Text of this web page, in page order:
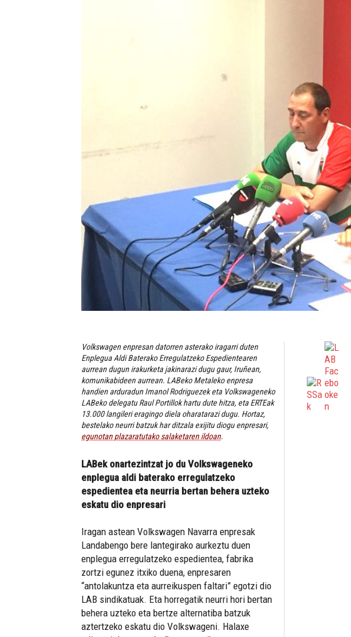
Volkswagen enpresan datorren asterako iragarri duten
Enplegua Aldi Baterako Erregulatzeko Espedientearen
aurrean dugun irakurketa jakinarazi dugu gaur, Iruñean,
komunikabideen aurrean. LABeko Metaleko enpresa
handien arduradun Imanol Rodriguezek eta Volkswageneko
LABeko delegatu Raul Portillok hartu dute hitza, eta ERTEak
13.000 langileri eragingo diela oharatarazi dugu. Hortaz,
bestelako neurri batzuk har ditzala exijitu diogu enpresari,
egunotan plazaratutako salaketaren ildoan.
LABek onartezintzat jo du Volkswageneko
enplegua aldi baterako erregulatzeko
espedientea eta neurria bertan behera uzteko
eskatu dio enpresari
Iragan astean Volkswagen Navarra enpresak
Landabengo bere lantegirako aurkeztu duen
enplegua erregulatzeko espedientea, fabrika
zortzi egunez itxiko duena, enpresaren
“antolakuntza eta aurreikuspen faltari” egotzi dio
LAB sindikatuak. Eta horregatik neurri hori bertan
behera uzteko eta bertze alternatiba batzuk
aztertzeko eskatu dio Volkswageni. Halaxe